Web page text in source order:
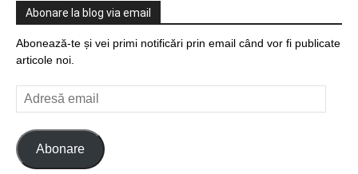
Abonare la blog via email
Abonează-te și vei primi notificări prin email când vor fi publicate
articole noi.
Adresă
email
Abonare